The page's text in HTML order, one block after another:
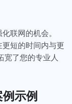
联网的机会。
短的时间内与更
宽了您的专业人
示例